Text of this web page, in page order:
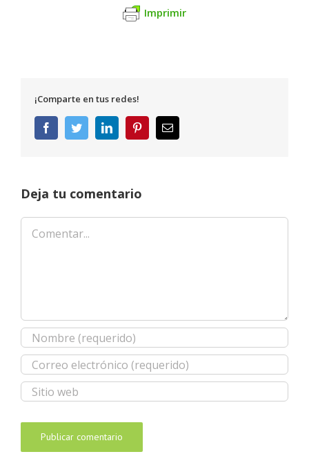
Imprimir
¡Comparte en tus redes!
FacebookTwitterLinkedInPinterestCorreo
electrónico
Deja tu comentario
Comentar